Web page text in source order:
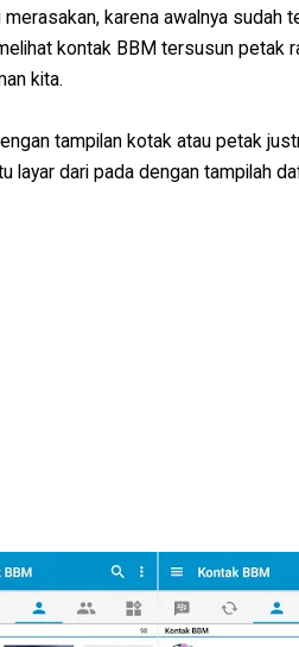
karena awalnya sudah
kontak BBM tersusun petak
kita.
tampilan kotak atau petak
layar dari pada dengan tampilah